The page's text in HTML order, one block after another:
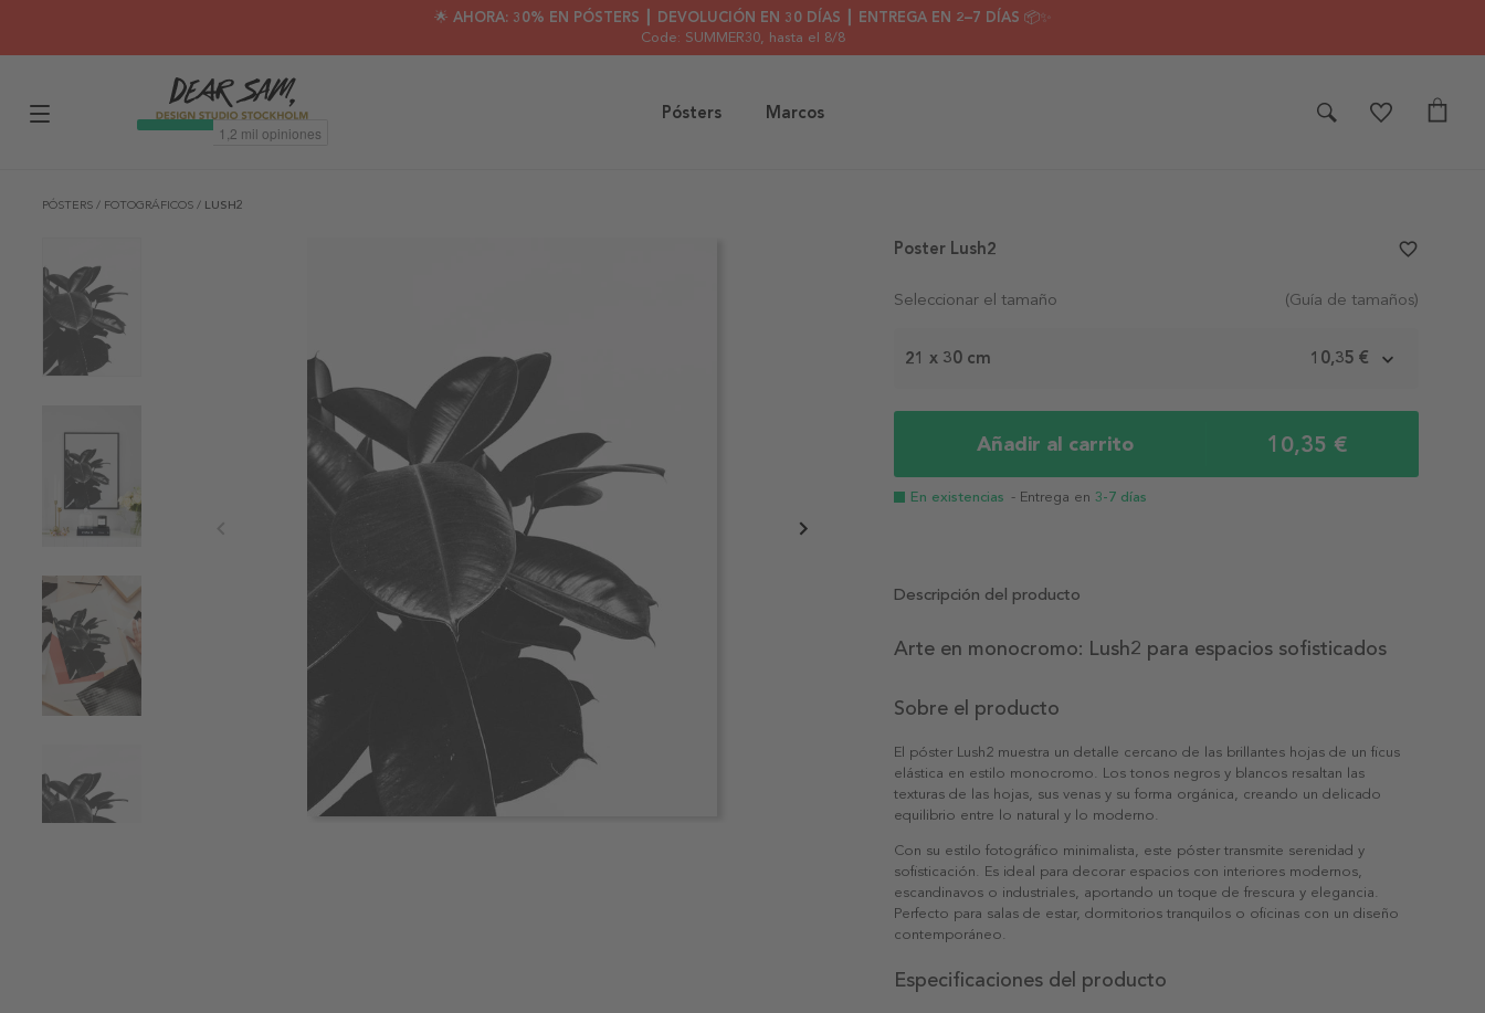
🌟 AHORA: 30% EN PÓSTERS ┃ DEVOLUCIÓN EN 30 DÍAS ┃ ENTREGA EN 2–7 DÍAS 📦✨
Code: SUMMER30, hasta el 8/8
Pósters Marcos
PÓSTERS / FOTOGRÁFICOS / LUSH2
Seleccionar el tamaño (Guía de tamaños)
21 x 30 cm 10,35 €
Añadir al carrito 10,35 €
En existencias - Entrega en 3-7 días
Poster Lush2 favorite_border
Descripción del producto
Arte en monocromo: Lush2 para espacios sofisticados
Sobre el producto
El póster Lush2 muestra un detalle cercano de las brillantes hojas de un ficus
elástica en estilo monocromo. Los tonos negros y blancos resaltan las
texturas de las hojas, sus venas y su forma orgánica, creando un delicado
equilibrio entre lo natural y lo moderno.
Con su estilo fotográfico minimalista, este póster transmite serenidad y
sofisticación. Es ideal para decorar espacios con interiores modernos,
escandinavos o industriales, aportando un toque de frescura y elegancia.
Perfecto para salas de estar, dormitorios tranquilos o oficinas con un diseño
contemporáneo.
Especificaciones del producto